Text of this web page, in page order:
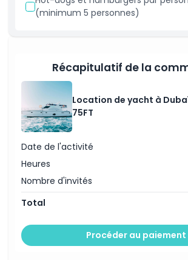
Politique d'annulation
(minimum 5 personnes)
Récapitulatif de la
Location de yacht à
75FT
Date de l'activité
Heures
Nombre d'invités
Total
Procéder au paiement